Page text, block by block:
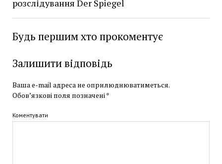
розслідування Der Spiegel
Будь першим хто прокоментує
Залишити відповідь
Ваша e-mail адреса не оприлюднюватиметься.
Обов’язкові поля позначені*
Коментувати